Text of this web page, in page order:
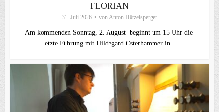
FLORIAN
31. Juli 2026 von Anton Hötzelsperger
Am kommenden Sonntag, 2. August beginnt um 15 Uhr die
letzte Führung mit Hildegard Osterhammer in...